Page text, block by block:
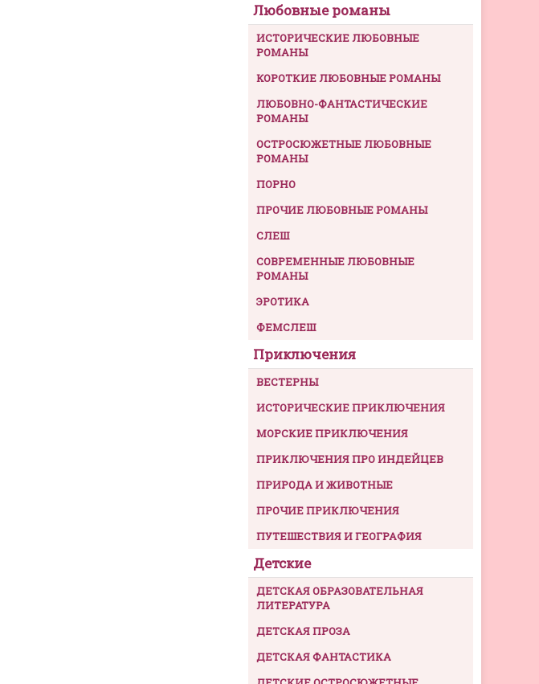
Любовные романы
ИСТОРИЧЕСКИЕ ЛЮБОВНЫЕ
РОМАНЫ
КОРОТКИЕ ЛЮБОВНЫЕ РОМАНЫ
ЛЮБОВНО-ФАНТАСТИЧЕСКИЕ
РОМАНЫ
ОСТРОСЮЖЕТНЫЕ ЛЮБОВНЫЕ
РОМАНЫ
ПОРНО
ПРОЧИЕ ЛЮБОВНЫЕ РОМАНЫ
СЛЕШ
СОВРЕМЕННЫЕ ЛЮБОВНЫЕ
РОМАНЫ
ЭРОТИКА
ФЕМСЛЕШ
Приключения
ВЕСТЕРНЫ
ИСТОРИЧЕСКИЕ ПРИКЛЮЧЕНИЯ
МОРСКИЕ ПРИКЛЮЧЕНИЯ
ПРИКЛЮЧЕНИЯ ПРО ИНДЕЙЦЕВ
ПРИРОДА И ЖИВОТНЫЕ
ПРОЧИЕ ПРИКЛЮЧЕНИЯ
ПУТЕШЕСТВИЯ И ГЕОГРАФИЯ
Детские
ДЕТСКАЯ ОБРАЗОВАТЕЛЬНАЯ
ЛИТЕРАТУРА
ДЕТСКАЯ ПРОЗА
ДЕТСКАЯ ФАНТАСТИКА